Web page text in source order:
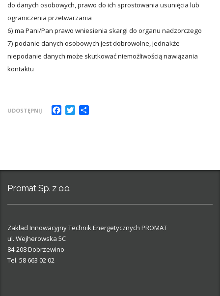
do danych osobowych, prawo do ich sprostowania usunięcia lub
ograniczenia przetwarzania
6) ma Pani/Pan prawo wniesienia skargi do organu nadzorczego
7) podanie danych osobowych jest dobrowolne, jednakże
niepodanie danych może skutkować niemożliwością nawiązania
kontaktu
UDOSTĘPNIJ Facebook
Twitter
Promat Sp. z o.o.
Zakład Innowacyjny Technik Energetycznych PROMAT
ul. Wejherowska 5C
84-208 Dobrzewino
Tel. 58 663 02 02